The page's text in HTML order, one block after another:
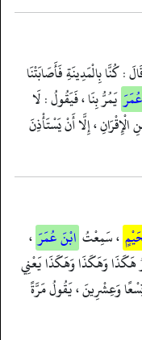
: كُنَّا بِالْمَدِينَةِ فَأَصَابَتْنَا
يَمُرُّ بِنَا ، فَيَقُولُ : لَا
، إِلَّا أَنْ يَسْتَأْذِنَ
، سَمِعْتُ ابْنَ عُمَرَ ،
هَكَذَا وَهَكَذَا وَهَكَذَا يَعْنِي
وَعِشْرِينَ ، يَقُولُ مَرَّةً